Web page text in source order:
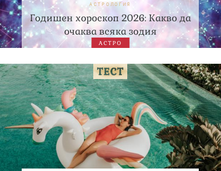
АСТРОЛОГИЯ
Годишен хороскоп 2026: Какво да
очаква всяка зодия
АСТРО